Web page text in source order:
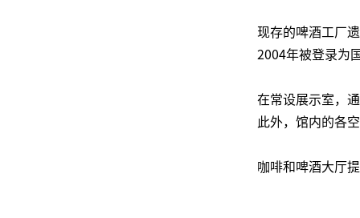
现存的啤酒工厂
2004年被登录为
在常设展示室，
此外，馆内的各
咖啡和啤酒大厅